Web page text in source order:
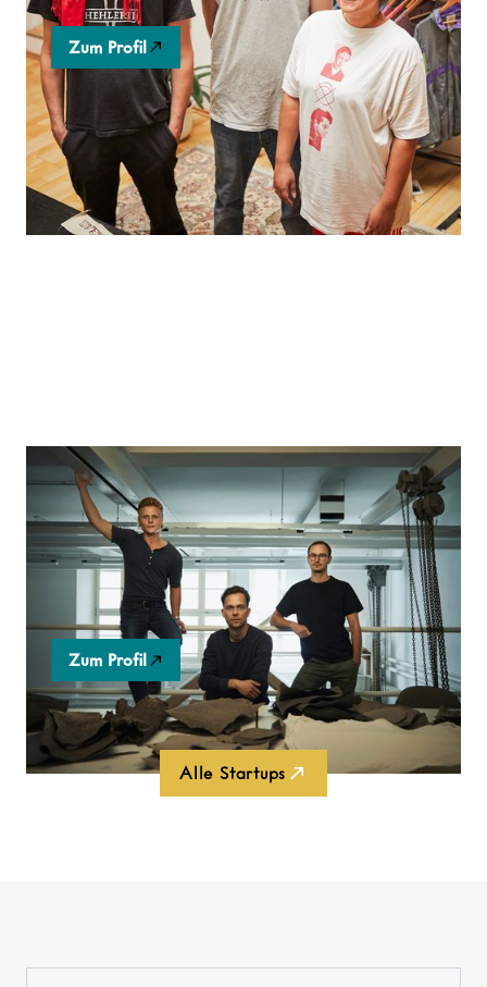
Zum Profil
LOVR
Eine zu 100% pflanzliche, nachhaltige Alternative zu
Leder und Kunstleder.
Zum Profil
Alle Startups